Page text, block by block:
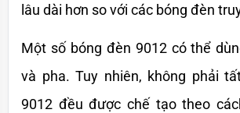
lâu dài hơn so với các bóng đèn
Một số bóng đèn 9012 có thể
và pha. Tuy nhiên, không phải
9012 đều được chế tạo theo